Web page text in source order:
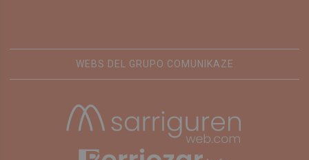
WEBS DEL GRUPO COMUNIKAZE